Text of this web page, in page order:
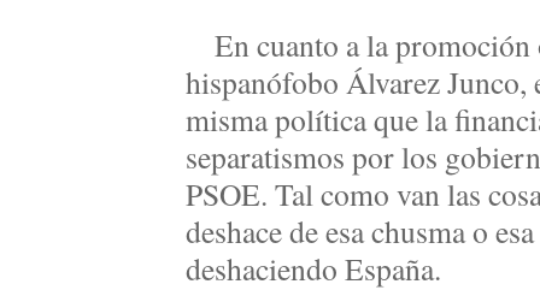
En cuanto a la
hispanófobo Álvarez Junco,
misma política que la
separatismos por los
PSOE. Tal como van las
deshace de esa chusma o
deshaciendo España.